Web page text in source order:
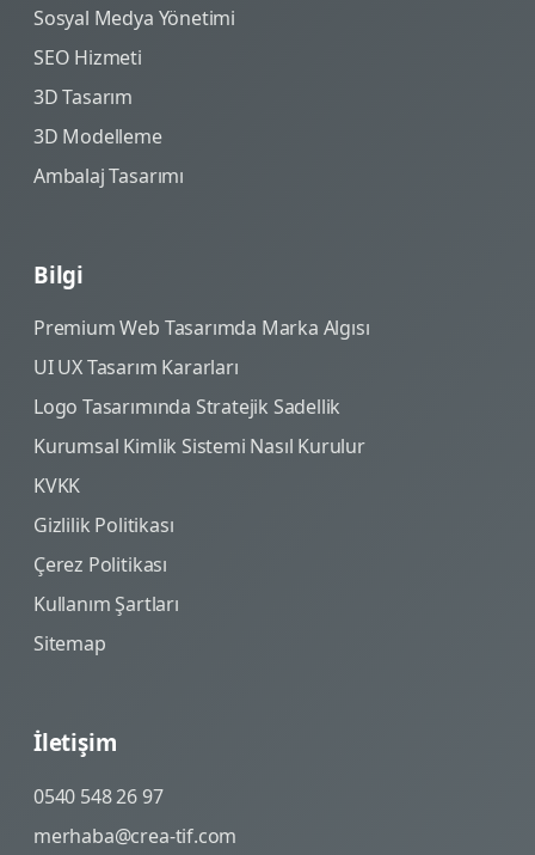
Sosyal Medya Yönetimi
SEO Hizmeti
3D Tasarım
3D Modelleme
Ambalaj Tasarımı
Bilgi
Premium Web Tasarımda Marka Algısı
UI UX Tasarım Kararları
Logo Tasarımında Stratejik Sadellik
Kurumsal Kimlik Sistemi Nasıl Kurulur
KVKK
Gizlilik Politikası
Çerez Politikası
Kullanım Şartları
Sitemap
İletişim
0540 548 26 97
merhaba@crea-tif.com